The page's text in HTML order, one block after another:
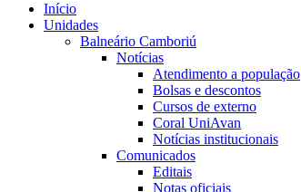
Início
Unidades
Balneário Camboriú
Notícias
Atendimento a população
Bolsas e descontos
Cursos de externo
Coral UniAvan
Notícias institucionais
Comunicados
Editais
Notas oficiais